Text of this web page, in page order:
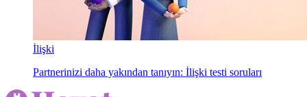
İlişki
Partnerinizi daha yakından tanıyın: İlişki testi soruları